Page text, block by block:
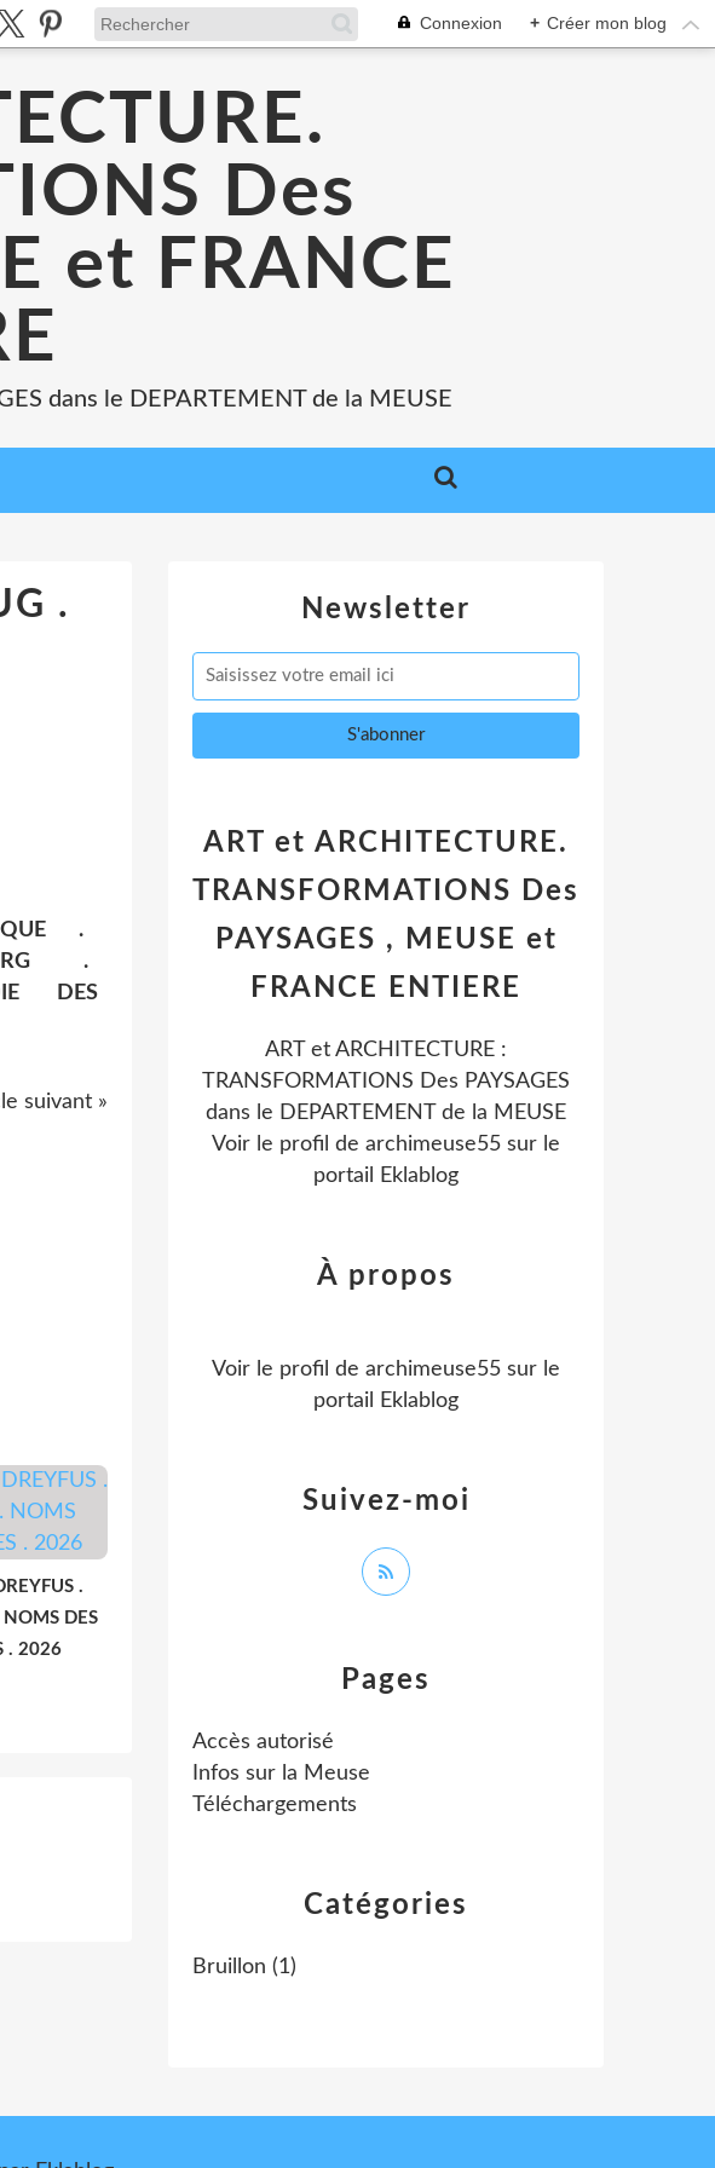
Connexion + Créer mon blog
Des
et FRANCE
dans le DEPARTEMENT de la MEUSE
.
.
.
DES
suivant »
.
DES
. 2026
Newsletter
Catégories
Bruillon (1)
Pages
Accès autorisé
Infos sur la Meuse
Téléchargements
ART et ARCHITECTURE.
TRANSFORMATIONS Des
PAYSAGES , MEUSE et
FRANCE ENTIERE
ART et ARCHITECTURE :
TRANSFORMATIONS Des PAYSAGES
dans le DEPARTEMENT de la MEUSE
Voir le profil de archimeuse55 sur le
portail Eklablog
Suivez-moi
À propos
Voir le profil de archimeuse55 sur le
portail Eklablog